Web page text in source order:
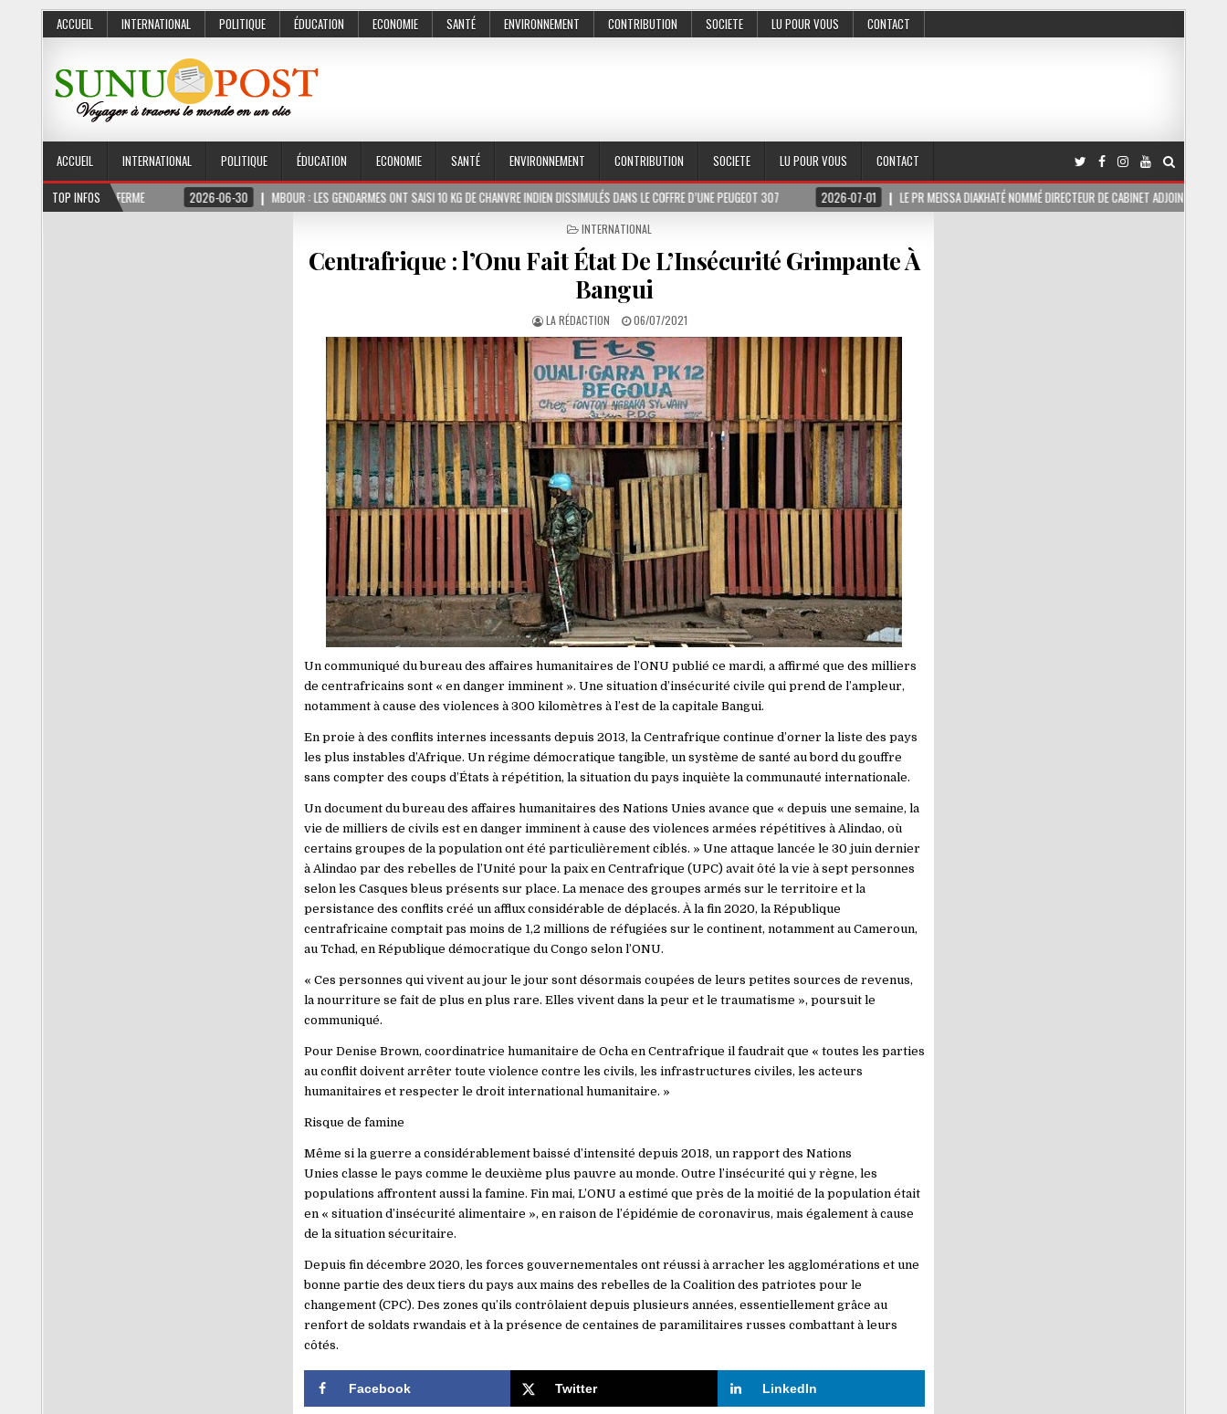
ACCUEIL INTERNATIONAL POLITIQUE ÉDUCATION ECONOMIE SANTÉ ENVIRONNEMENT CONTRIBUTION SOCIETE LU POUR VOUS CONTACT
ACCUEIL INTERNATIONAL POLITIQUE ÉDUCATION ECONOMIE SANTÉ ENVIRONNEMENT CONTRIBUTION SOCIETE LU POUR VOUS
CONTACT
TOP INFOS
MOIS FERME 2026-06-30 MBOUR : LES GENDARMES ONT SAISI 10 KG DE CHANVRE INDIEN DISSIMULÉS DANS LE COFFRE D’UNE PEUGEOT 307 2026-07-01 LE PR MEISSA DIAKHATÉ NOMMÉ DIRECTEUR DE CABINET ADJOINT DU PRÉSIDENT DE LA
POSTED
IN
INTERNATIONAL
Centrafrique : l’Onu Fait État De L’Insécurité Grimpante À
Bangui
LA RÉDACTION 06/07/2021
Un communiqué du bureau des affaires humanitaires de l’ONU publié ce mardi, a affirmé que des milliers
de centrafricains sont « en danger imminent ». Une situation d’insécurité civile qui prend de l’ampleur,
notamment à cause des violences à 300 kilomètres à l’est de la capitale Bangui.
En proie à des conflits internes incessants depuis 2013, la Centrafrique continue d’orner la liste des pays
les plus instables d’Afrique. Un régime démocratique tangible, un système de santé au bord du gouffre
sans compter des coups d’États à répétition, la situation du pays inquiète la communauté internationale.
Un document du bureau des affaires humanitaires des Nations Unies avance que « depuis une semaine, la
vie de milliers de civils est en danger imminent à cause des violences armées répétitives à Alindao, où
certains groupes de la population ont été particulièrement ciblés. » Une attaque lancée le 30 juin dernier
à Alindao par des rebelles de l’Unité pour la paix en Centrafrique (UPC) avait ôté la vie à sept personnes
selon les Casques bleus présents sur place. La menace des groupes armés sur le territoire et la
persistance des conflits créé un afflux considérable de déplacés. À la fin 2020, la République
centrafricaine comptait pas moins de 1,2 millions de réfugiées sur le continent, notamment au Cameroun,
au Tchad, en République démocratique du Congo selon l’ONU.
« Ces personnes qui vivent au jour le jour sont désormais coupées de leurs petites sources de revenus,
la nourriture se fait de plus en plus rare. Elles vivent dans la peur et le traumatisme », poursuit le
communiqué.
Pour Denise Brown, coordinatrice humanitaire de Ocha en Centrafrique il faudrait que « toutes les parties
au conflit doivent arrêter toute violence contre les civils, les infrastructures civiles, les acteurs
humanitaires et respecter le droit international humanitaire. »
Risque de famine
Même si la guerre a considérablement baissé d’intensité depuis 2018, un rapport des Nations
Unies classe le pays comme le deuxième plus pauvre au monde. Outre l’insécurité qui y règne, les
populations affrontent aussi la famine. Fin mai, L’ONU a estimé que près de la moitié de la population était
en « situation d’insécurité alimentaire », en raison de l’épidémie de coronavirus, mais également à cause
de la situation sécuritaire.
Depuis fin décembre 2020, les forces gouvernementales ont réussi à arracher les agglomérations et une
bonne partie des deux tiers du pays aux mains des rebelles de la Coalition des patriotes pour le
changement (CPC). Des zones qu’ils contrôlaient depuis plusieurs années, essentiellement grâce au
renfort de soldats rwandais et à la présence de centaines de paramilitaires russes combattant à leurs
côtés.
Facebook Twitter LinkedIn